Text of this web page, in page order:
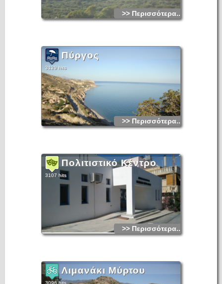
>> Περισσότερα...
Πύργος
3129 hits
>> Περισσότερα...
Πολιτιστικό Κέντρο
3107 hits
>> Περισσότερα...
Λιμανάκι Μύρτου
3096 hits